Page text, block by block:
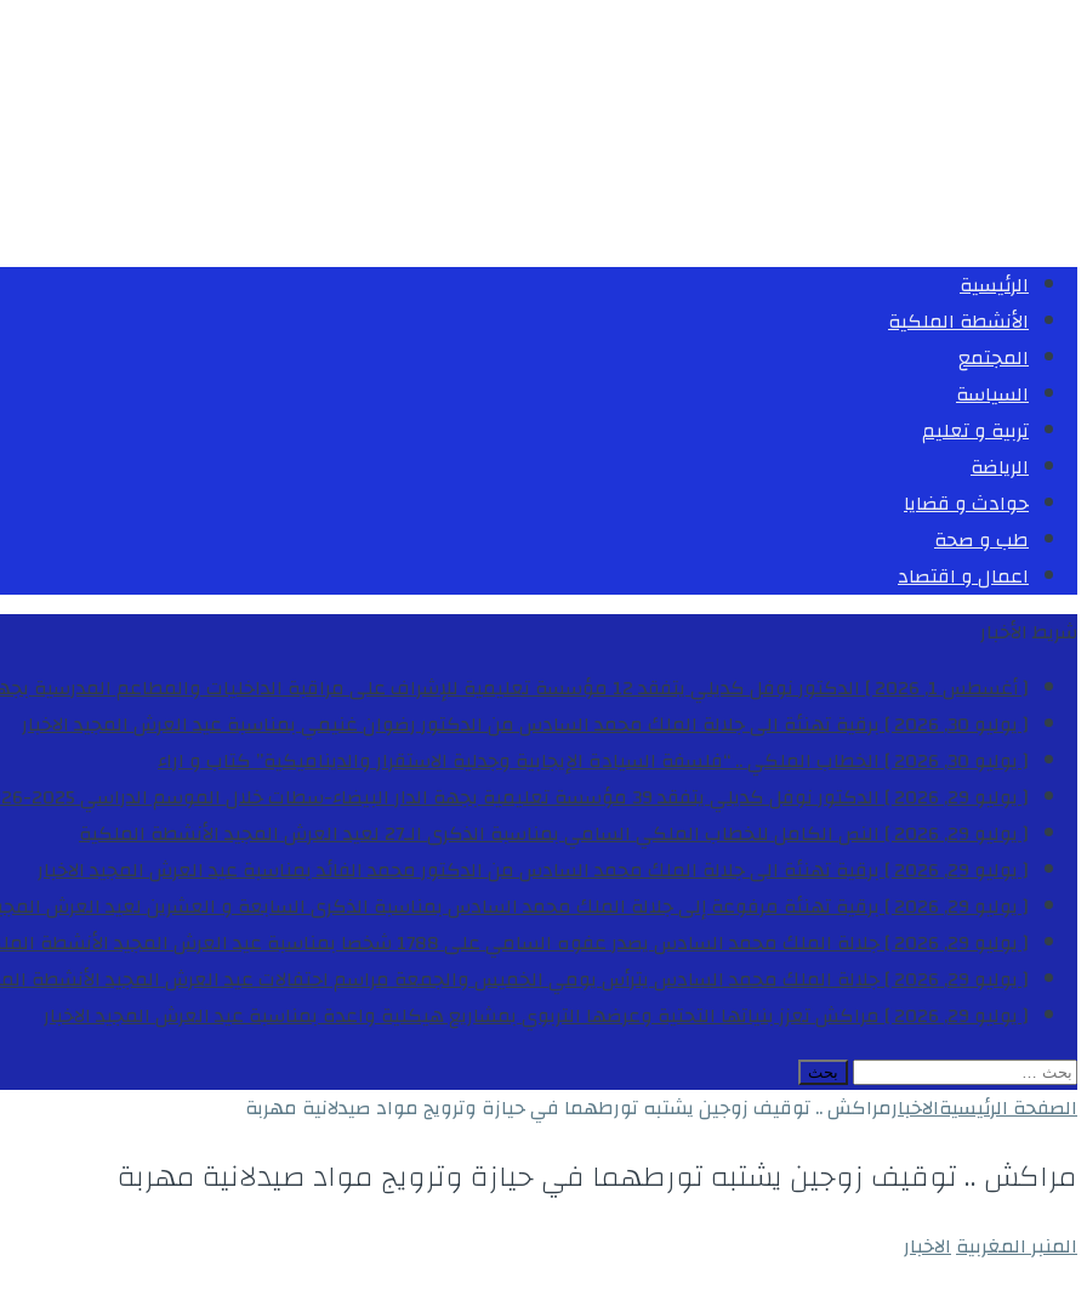
الرئيسية
الأنشطة الملكية
المجتمع
السياسة
تربية و تعليم
الرياضة
حوادث و قضايا
طب و صحة
اعمال و اقتصاد
شريط الأخبار
[ أغسطس 1, 2026 ]
الدكتور نوفل كديلي يتفقد 12 مؤسسة تعليمية للإشراف على مراقبة الداخليات والمطاعم المدرسية بجهة الدار البيضاء-سطات
[ يوليو 30, 2026 ]
برقية تهنئة الى جلالة الملك محمد السادس من الدكتور رضوان غنيمي بمناسبة عيد العرش المجيدالاخبار
[ يوليو 30, 2026 ]
الخطاب الملكي .. “فلسفة السيادة الإيجابية وجدلية الاستقرار والديناميكية”كتاب و اراء
[ يوليو 29, 2026 ]
الدكتور نوفل كديلي يتفقد 39 مؤسسة تعليمية بجهة الدار البيضاء-سطات خلال الموسم الدراسي 2025-2026
[ يوليو 29, 2026 ]
النص الكامل للخطاب الملكي السامي بمناسبة الذكرى الـ27 لعيد العرش المجيد
الأنشطة الملكية
[ يوليو 29, 2026 ]
برقية تهنئة الى جلالة الملك محمد السادس من الدكتور محمد الفائد بمناسبة عيد العرش المجيدالاخبار
[ يوليو 29, 2026 ]
برقية تهنئة مرفوعة إلى جلالة الملك محمد السادس بمناسبة الذكرى السابعة و العشرين لعيد العرش
[ يوليو 29, 2026 ]
جلالة الملك محمد السادس يصدر عفوه السامي على 1788 شخصا بمناسبة عيد العرش المجيد
الأنشطة
[ يوليو 29, 2026 ]
جلالة الملك محمد السادس يترأس يومي الخميس والجمعة مراسم احتفالات عيد العرش المجيدالأنشطة
[ يوليو 29, 2026 ]
مراكش تعزز بنياتها التحتية وعرضها التربوي بمشاريع هيكلية واعدة بمناسبة عيد العرش المجيدالاخبار
البحث
عن:
الصفحة الرئيسيةالاخبارمراكش .. توقيف زوجين يشتبه تورطهما في حيازة وترويج مواد صيدلانية مهربة
مراكش .. توقيف زوجين يشتبه تورطهما في حيازة وترويج مواد صيدلانية مهربة
المنبر المغربيةالاخبار